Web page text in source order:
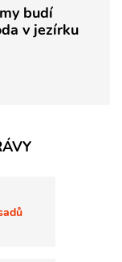
budí
v jezírku